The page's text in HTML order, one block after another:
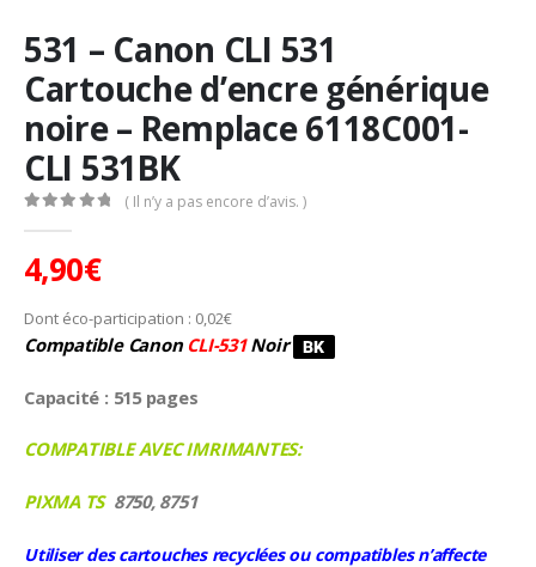
531 – Canon CLI 531
Cartouche d’encre générique
noire – Remplace 6118C001-
CLI 531BK
( Il n’y a pas encore d’avis. )
4,90€
Dont éco-participation : 0,02€
Compatible Canon CLI-531Noir
Capacité : 515 pages
COMPATIBLE AVEC IMRIMANTES:
PIXMA TS8750, 8751
Utiliser des cartouches recyclées ou compatibles n’affecte